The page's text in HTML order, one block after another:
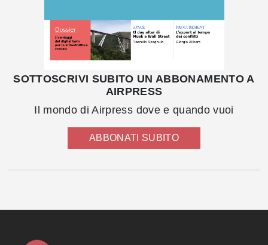
SOTTOSCRIVI SUBITO UN ABBONAMENTO A
AIRPRESS
Il mondo di Airpress dove e quando vuoi
ABBONATI SUBITO